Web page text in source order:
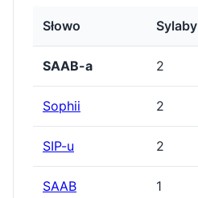
Słowo Sylaby
SAAB-a 2
Sophii 2
SIP-u 2
SAAB 1